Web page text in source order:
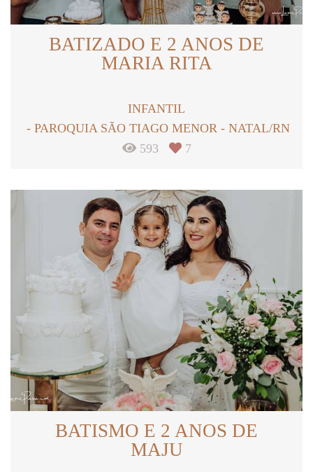
BATIZADO E 2 ANOS DE
MARIA RITA
INFANTIL
PAROQUIA SÃO TIAGO MENOR - NATAL/RN
593
7
BATISMO E 2 ANOS DE
MAJU